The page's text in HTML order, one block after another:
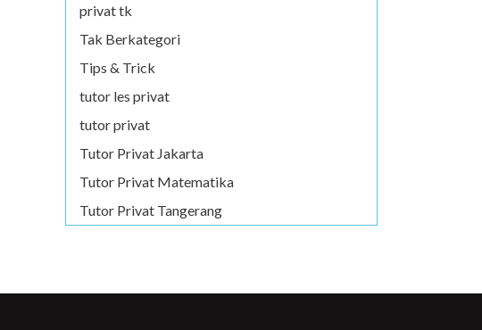
privat tk
Tak Berkategori
Tips & Trick
tutor les privat
tutor privat
Tutor Privat Jakarta
Tutor Privat Matematika
Tutor Privat Tangerang